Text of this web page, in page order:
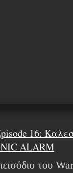
16:
ALARM
του